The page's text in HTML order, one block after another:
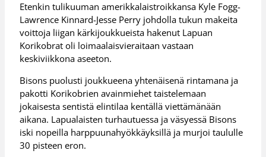
Etenkin tulikuuman amerikkalaistroikkansa Kyle Fogg-
Lawrence Kinnard-Jesse Perry johdolla tukun makeita
voittoja liigan kärkijoukkueista hakenut Lapuan
Korikobrat oli loimaalaisvieraitaan vastaan
keskiviikkona aseeton.
Bisons puolusti joukkueena yhtenäisenä rintamana ja
pakotti Korikobrien avainmiehet taistelemaan
jokaisesta sentistä elintilaa kentällä viettämänään
aikana. Lapualaisten turhautuessa ja väsyessä Bisons
iski nopeilla harppuunahyökkäyksillä ja murjoi taululle
30 pisteen eron.